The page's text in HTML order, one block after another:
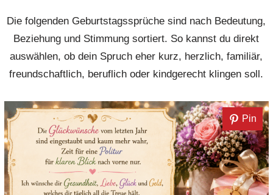
Die folgenden Geburtstagssprüche sind nach Bedeutung,
Beziehung und Stimmung sortiert. So kannst du direkt
auswählen, ob dein Spruch eher kurz, herzlich, familiär,
freundschaftlich, beruflich oder kindgerecht klingen soll.
Pin